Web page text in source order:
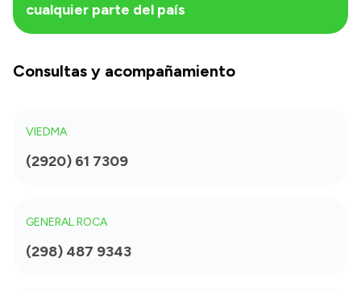
cualquier parte del país
Consultas y acompañamiento
(2920) 61 7309
VIEDMA
(298) 487 9343
GENERAL ROCA